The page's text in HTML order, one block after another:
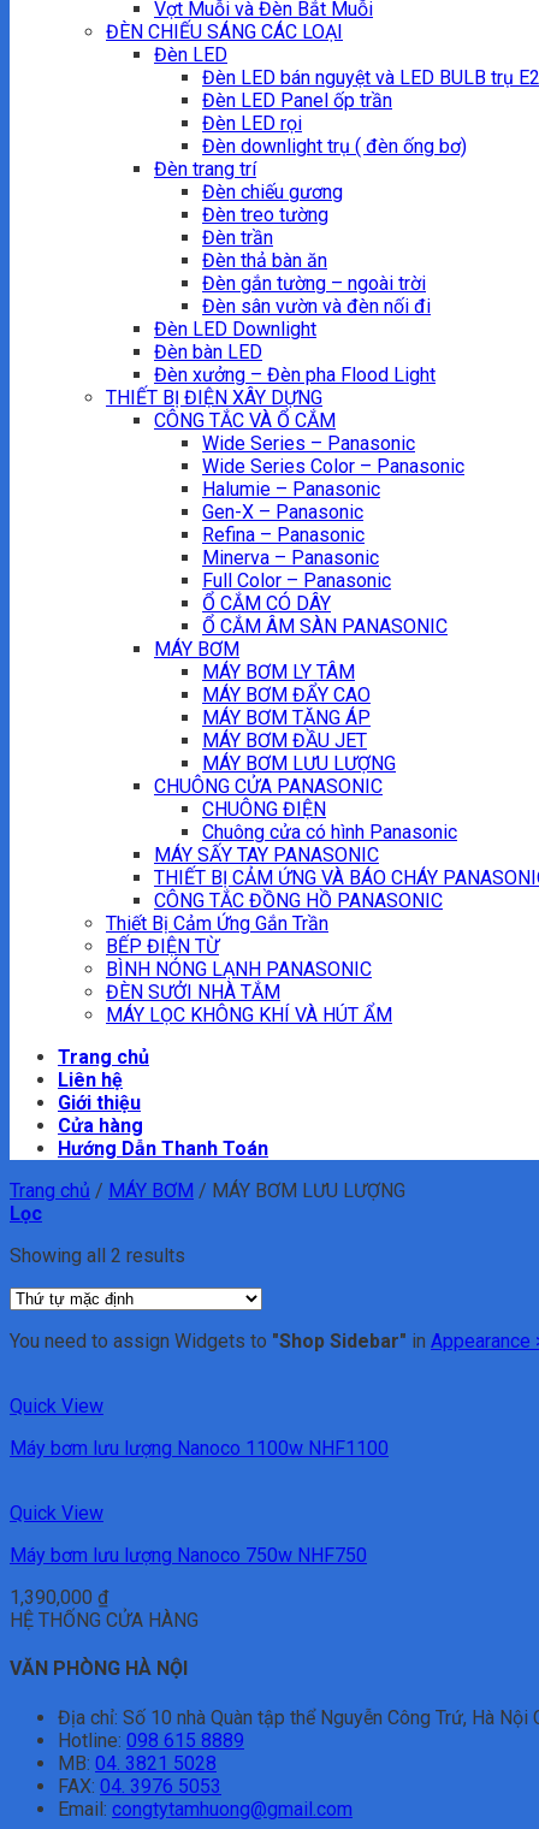
Vợt Muỗi và Đèn Bắt Muỗi
ĐÈN CHIẾU SÁNG CÁC LOẠI
Đèn LED
Đèn LED bán nguyệt và LED BULB trụ
Đèn LED Panel ốp trần
Đèn LED rọi
Đèn downlight trụ ( đèn ống bơ)
Đèn trang trí
Đèn chiếu gương
Đèn treo tường
Đèn trần
Đèn thả bàn ăn
Đèn gắn tường – ngoài trời
Đèn sân vườn và đèn nối đi
Đèn LED Downlight
Đèn bàn LED
Đèn xưởng – Đèn pha Flood Light
THIẾT BỊ ĐIỆN XÂY DỰNG
CÔNG TẮC VÀ Ổ CẮM
Wide Series – Panasonic
Wide Series Color – Panasonic
Halumie – Panasonic
Gen-X – Panasonic
Refina – Panasonic
Minerva – Panasonic
Full Color – Panasonic
Ổ CẮM CÓ DÂY
Ổ CẮM ÂM SÀN PANASONIC
MÁY BƠM
MÁY BƠM LY TÂM
MÁY BƠM ĐẨY CAO
MÁY BƠM TĂNG ÁP
MÁY BƠM ĐẦU JET
MÁY BƠM LƯU LƯỢNG
CHUÔNG CỬA PANASONIC
CHUÔNG ĐIỆN
Chuông cửa có hình Panasonic
MÁY SẤY TAY PANASONIC
THIẾT BỊ CẢM ỨNG VÀ BÁO CHÁY
CÔNG TẮC ĐỒNG HỒ PANASONIC
Thiết Bị Cảm Ứng Gắn Trần
BẾP ĐIỆN TỪ
BÌNH NÓNG LẠNH PANASONIC
ĐÈN SƯỞI NHÀ TẮM
MÁY LỌC KHÔNG KHÍ VÀ HÚT ẨM
Trang chủ
Liên hệ
Giới thiệu
Cửa hàng
Hướng Dẫn Thanh Toán
Trang chủ / MÁY BƠM / MÁY BƠM LƯU LƯỢNG
Lọc
Showing all 2 results
You need to assign Widgets to "Shop Sidebar" in Appearance
Quick View
Máy bơm lưu lượng Nanoco 1100w NHF1100
Quick View
Máy bơm lưu lượng Nanoco 750w NHF750
1,390,000 ₫
HỆ THỐNG CỬA HÀNG
VĂN PHÒNG HÀ NỘI
Địa chỉ: Số 10 nhà Quàn tập thể Nguyễn Công Trứ, Hà
Hotline: 098 615 8889
MB: 04. 3821 5028
FAX: 04. 3976 5053
Email: congtytamhuong@gmail.com